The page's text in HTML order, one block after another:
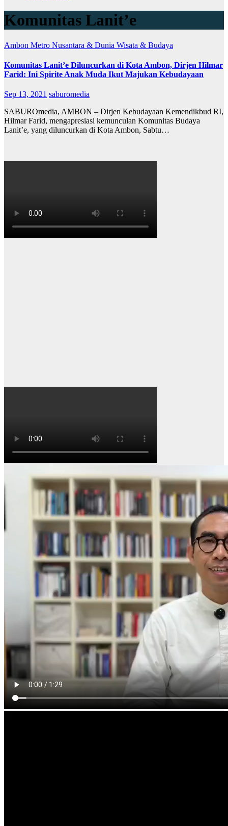
Komunitas Lanit’e
Ambon Metro Nusantara & Dunia Wisata & Budaya
Komunitas Lanit’e Diluncurkan di Kota Ambon, Dirjen Hilmar
Farid: Ini Spirite Anak Muda Ikut Majukan Kebudayaan
Sep 13, 2021 saburomedia
SABUROmedia, AMBON – Dirjen Kebudayaan Kemendikbud RI,
Hilmar Farid, mengapresiasi kemunculan Komunitas Budaya
Lanit’e, yang diluncurkan di Kota Ambon, Sabtu…